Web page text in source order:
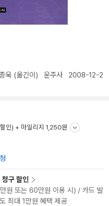
욱 (옮긴이) 운주사 2008-12-2
인) + 마일리지 1,250원
구 할인
원 또는 60만원 이용 시) / 카드 발
최대 1만원 혜택 제공